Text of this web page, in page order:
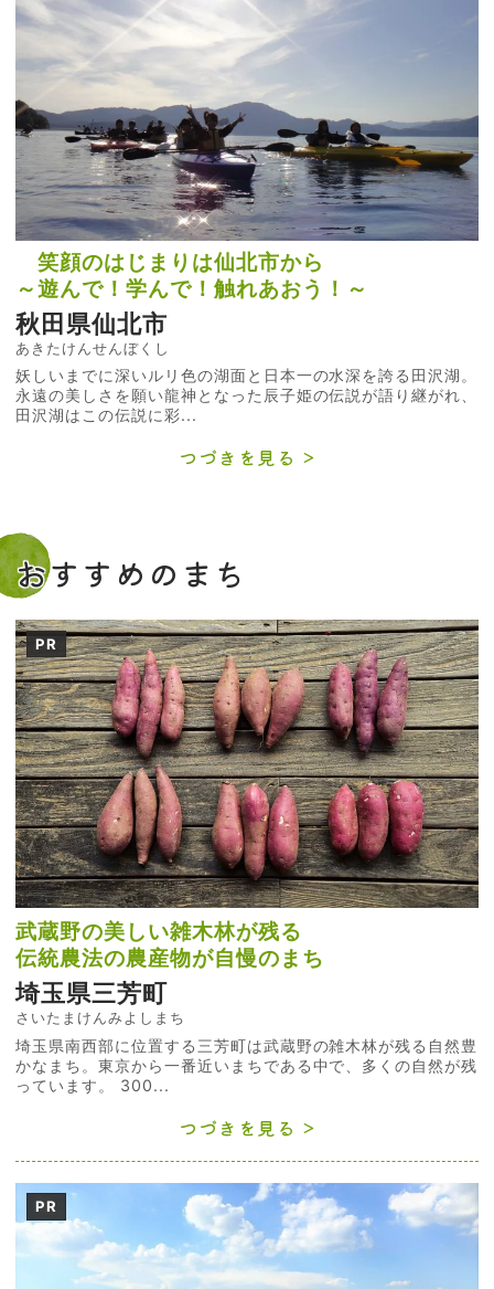
笑顔のはじまりは仙北市から
～遊んで！学んで！触れあおう！～
秋田県仙北市
あきたけんせんぼくし
妖しいまでに深いルリ色の湖面と日本一の水深を誇る田沢湖。
永遠の美しさを願い龍神となった辰子姫の伝説が語り継がれ、
田沢湖はこの伝説に彩...
つづきを見る
おすすめのまち
PR
武蔵野の美しい雑木林が残る
伝統農法の農産物が自慢のまち
埼玉県三芳町
さいたまけんみよしまち
埼玉県南西部に位置する三芳町は武蔵野の雑木林が残る自然豊
かなまち。東京から一番近いまちである中で、多くの自然が残
っています。 300...
つづきを見る
PR